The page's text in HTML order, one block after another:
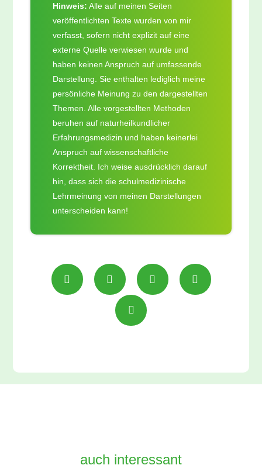
Hinweis: Alle auf meinen Seiten
veröffentlichten Texte wurden von mir
verfasst, sofern nicht explizit auf eine
externe Quelle verwiesen wurde und
haben keinen Anspruch auf umfassende
Darstellung. Sie enthalten lediglich meine
persönliche Meinung zu den dargestellten
Themen. Alle vorgestellten Methoden
beruhen auf naturheilkundlicher
Erfahrungsmedizin und haben keinerlei
Anspruch auf wissenschaftliche
Korrektheit. Ich weise ausdrücklich darauf
hin, dass sich die schulmedizinische
Lehrmeinung von meinen Darstellungen
unterscheiden kann!
auch interessant